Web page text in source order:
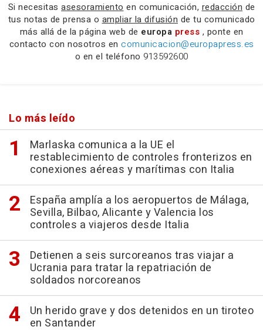
Si necesitas asesoramiento en comunicación, redacción de
tus notas de prensa o ampliar la difusión de tu comunicado
más allá de la página web de europa press , ponte en
contacto con nosotros en comunicacion@europapress.es
o en el teléfono 913592600
Lo más leído
Marlaska comunica a la UE el
restablecimiento de controles fronterizos en
conexiones aéreas y marítimas con Italia
España amplía a los aeropuertos de Málaga,
Sevilla, Bilbao, Alicante y Valencia los
controles a viajeros desde Italia
Detienen a seis surcoreanos tras viajar a
Ucrania para tratar la repatriación de
soldados norcoreanos
Un herido grave y dos detenidos en un tiroteo
en Santander